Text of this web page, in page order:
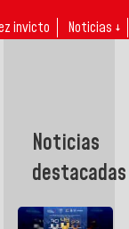
invicto Noticias ↓
Noticias
destacadas